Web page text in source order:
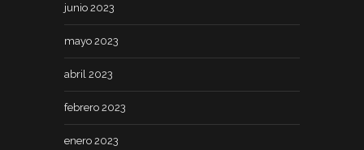
junio 2023
mayo 2023
abril 2023
febrero 2023
enero 2023